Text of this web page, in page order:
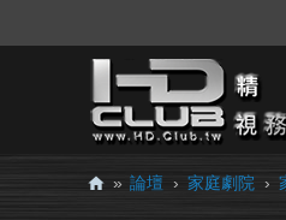
» 論壇 › 家庭劇院 ›